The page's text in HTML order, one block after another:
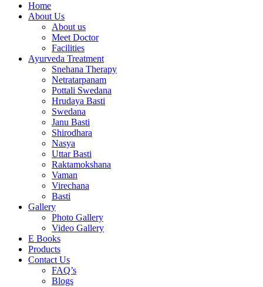
Home
About Us
About us
Meet Doctor
Facilities
Ayurveda Treatment
Snehana Therapy
Netratarpanam
Pottali Swedana
Hrudaya Basti
Swedana
Janu Basti
Shirodhara
Nasya
Uttar Basti
Raktamokshana
Vaman
Virechana
Basti
Gallery
Photo Gallery
Video Gallery
E Books
Products
Contact Us
FAQ’s
Blogs